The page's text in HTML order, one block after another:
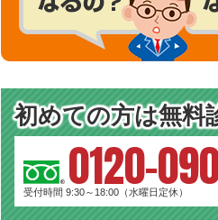
初めての方は無料
0120-
受付時間 9:30～18:00（水曜日定休）